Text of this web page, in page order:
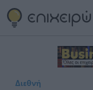
Διεθνή